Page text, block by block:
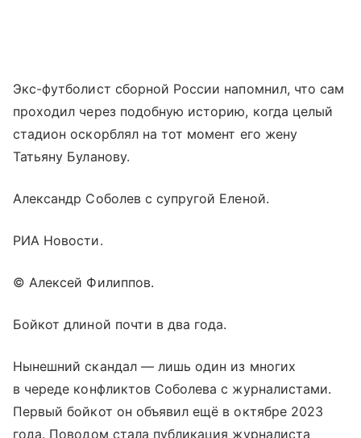
Экс-футболист сборной России напомнил, что сам
проходил через подобную историю, когда целый
стадион оскорблял на тот момент его жену
Татьяну Буланову.
Александр Соболев с супругой Еленой.
РИА Новости.
© Алексей Филиппов.
Бойкот длиной почти в два года.
Нынешний скандал — лишь один из многих
в череде конфликтов Соболева с журналистами.
Первый бойкот он объявил ещё в октябре 2023
года. Поводом стала публикация журналиста